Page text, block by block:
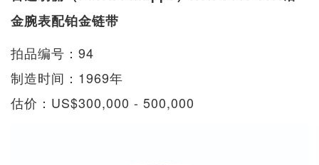
金腕表配铂金链带
拍品编号：94
制造时间：1969年
估价：US$300,000 - 500,000